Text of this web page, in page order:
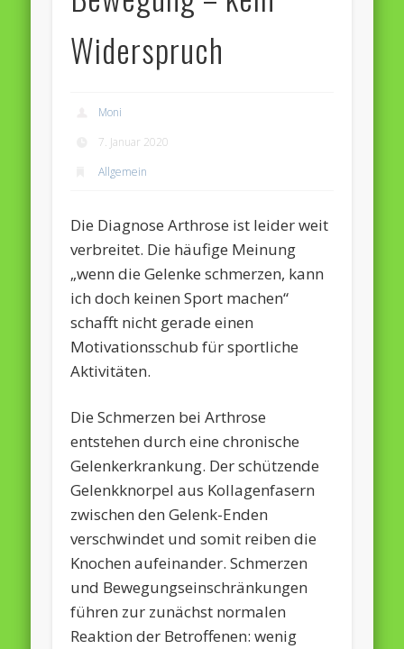
Widerspruch
Moni
7. Januar 2020
Allgemein
Die Diagnose Arthrose ist leider weit
verbreitet. Die häufige Meinung
„wenn die Gelenke schmerzen, kann
ich doch keinen Sport machen“
schafft nicht gerade einen
Motivationsschub für sportliche
Aktivitäten.
Die Schmerzen bei Arthrose
entstehen durch eine chronische
Gelenkerkrankung. Der schützende
Gelenkknorpel aus Kollagenfasern
zwischen den Gelenk-Enden
verschwindet und somit reiben die
Knochen aufeinander. Schmerzen
und Bewegungseinschränkungen
führen zur zunächst normalen
Reaktion der Betroffenen: wenig